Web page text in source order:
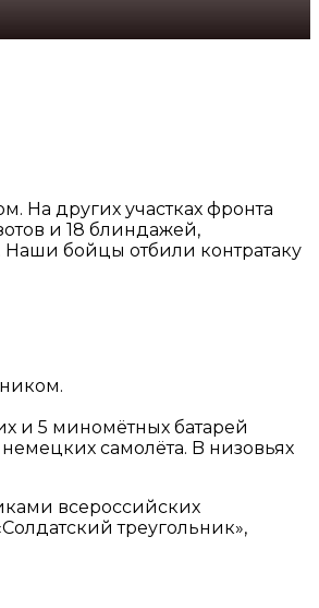
На других участках фронта
и 18 блиндажей,
бойцы отбили контратаку
и 5 миномётных батарей
самолёта. B низовьях
всероссийских
треугольник»,